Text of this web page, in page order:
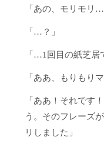
「あの、モリモリ
「…？」
「…1回目の紙芝居
「ああ、もりもり
「ああ！それです
う。そのフレーズ
リしました」